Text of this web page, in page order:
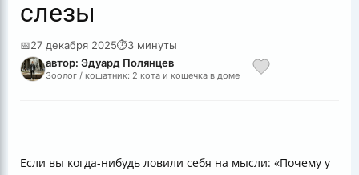
слезы
📅27 декабря 2025⏱3 минуты
автор: Эдуард Полянцев
Зоолог / кошатник: 2 кота и кошечка в доме
Если вы когда-нибудь ловили себя на мысли: «Почему у